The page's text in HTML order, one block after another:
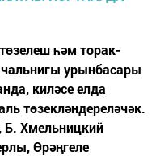
һәм торак-
урынбасары
киләсе елда
төзекләндереләчәк.
Хмельницкий
Өрәңгеле